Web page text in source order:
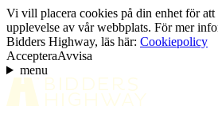
Vi vill placera cookies på din enhet för att
upplevelse av vår webbplats. För mer
Bidders Highway, läs här: Cookiepolicy
AccepteraAvvisa
menu